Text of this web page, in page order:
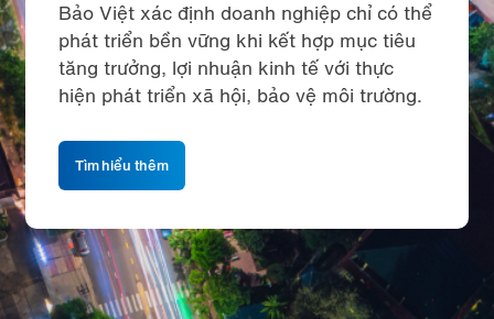
Bảo Việt xác định doanh nghiệp chỉ có thể
phát triển bền vững khi kết hợp mục tiêu
tăng trưởng, lợi nhuận kinh tế với thực
hiện phát triển xã hội, bảo vệ môi trường.
Tìm hiểu thêm